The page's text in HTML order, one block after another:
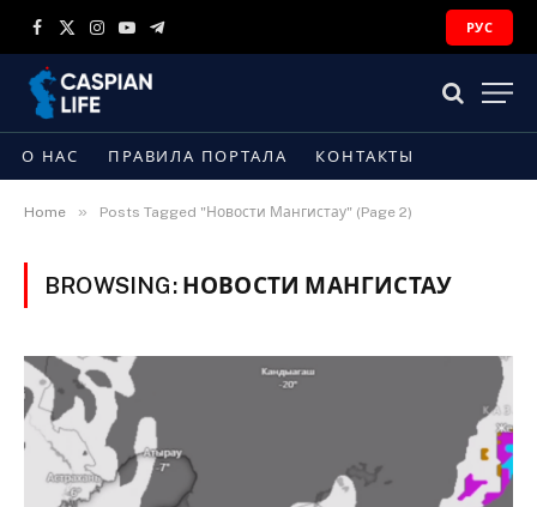
Facebook
X
Instagram
YouTubeTelegram
РУС
О НАС ПРАВИЛА ПОРТАЛА КОНТАКТЫ
Home » Posts Tagged "Новости Мангистау" (Page 2)
BROWSING: НОВОСТИ МАНГИСТАУ